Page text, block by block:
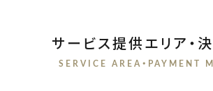
サービス提供エリア・
SERVICE AREA・PAYMENT